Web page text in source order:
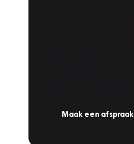
Maak een afspraak